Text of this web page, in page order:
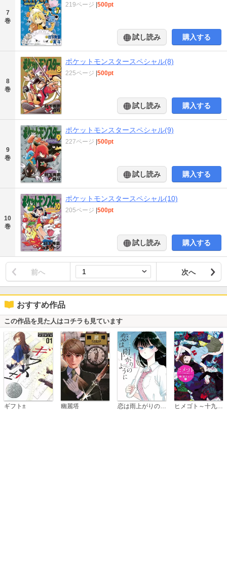
7
巻
219ページ 500pt
試し読み 購入する
8
巻
ポケットモンスタースペシャル(8)
225ページ 500pt
試し読み 購入する
9
巻
ポケットモンスタースペシャル(9)
227ページ 500pt
試し読み 購入する
10
巻
ポケットモンスタースペシャル(10)
205ページ 500pt
試し読み 購入する
前へ 次へ
おすすめ作品
この作品を見た人はコチラも見ています
ギフト± 幽麗塔 ヒメゴト～十九歳の制服～